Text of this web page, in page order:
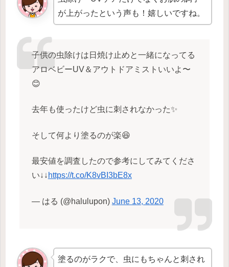
が上がったという声も！嬉しいですね。
子供の虫除けは日焼け止めと一緒になってる
アロベビーUV＆アウトドアミストいいよ〜
😊
去年も使ったけど虫に刺されなかった✨
そして何より塗るのが楽😆
最安値を調査したので参考にしてみてくださ
い↓↓ https://t.co/K8vBI3bE8x
— はる (@halulupon) June 13, 2020
塗るのがラクで、虫にもちゃんと刺され